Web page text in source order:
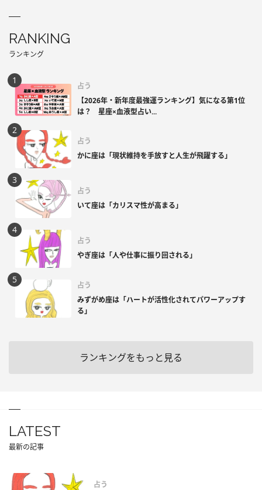
RANKING
ランキング
占う
【2026年・新年度最強運ランキング】気になる第1位
は？ 星座×血液型占い...
占う
かに座は「現状維持を手放すと人生が飛躍する」
占う
いて座は「カリスマ性が高まる」
占う
やぎ座は「人や仕事に振り回される」
占う
みずがめ座は「ハートが活性化されてパワーアップす
る」
ランキングをもっと見る
LATEST
最新の記事
占う